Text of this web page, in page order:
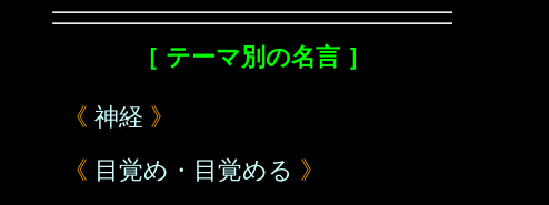
［ テーマ別の名言 ］
《 神経 》
《 目覚め・目覚める 》